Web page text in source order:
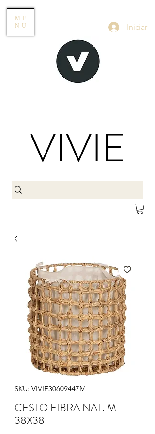
ME
NU
Iniciar
VIVIE
SKU: VIVIE30609447M
CESTO FIBRA NAT. M
38X38